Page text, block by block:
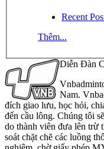
Recent
Thêm...
Diễn Đàn
Nam.
đích giao lưu, học hỏi,
đến cầu lông. Chúng tôi
do thành viên đưa lên trừ
soát chặt chẽ các luồng